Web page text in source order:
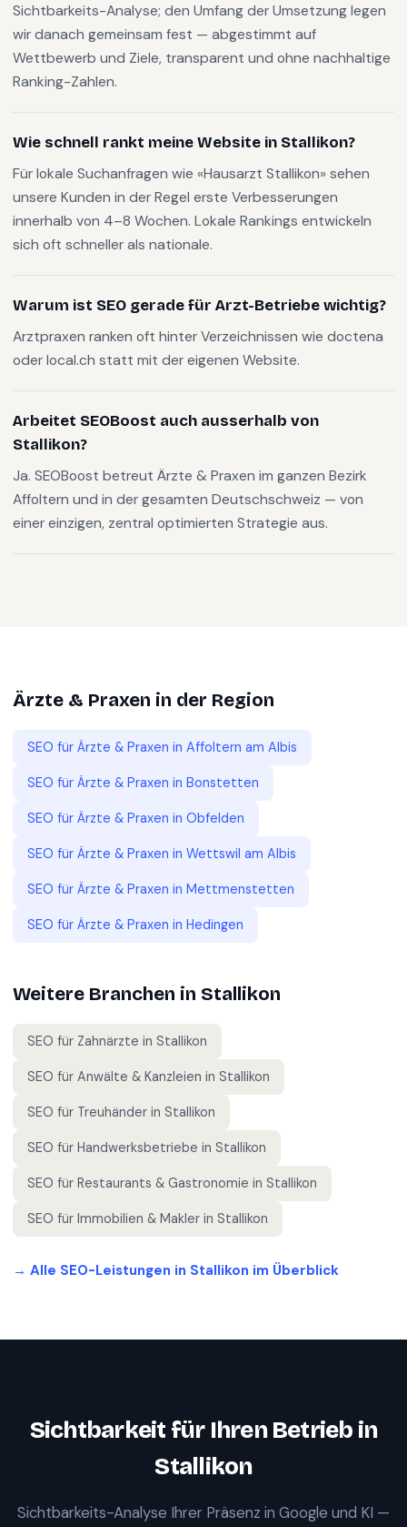
Sichtbarkeits-Analyse; den Umfang der Umsetzung legen
wir danach gemeinsam fest — abgestimmt auf
Wettbewerb und Ziele, transparent und ohne nachhaltige
Ranking-Zahlen.
Wie schnell rankt meine Website in Stallikon?
Für lokale Suchanfragen wie «Hausarzt Stallikon» sehen
unsere Kunden in der Regel erste Verbesserungen
innerhalb von 4–8 Wochen. Lokale Rankings entwickeln
sich oft schneller als nationale.
Warum ist SEO gerade für Arzt-Betriebe wichtig?
Arztpraxen ranken oft hinter Verzeichnissen wie doctena
oder local.ch statt mit der eigenen Website.
Arbeitet SEOBoost auch ausserhalb von
Stallikon?
Ja. SEOBoost betreut Ärzte & Praxen im ganzen Bezirk
Affoltern und in der gesamten Deutschschweiz — von
einer einzigen, zentral optimierten Strategie aus.
Ärzte & Praxen in der Region
SEO für Ärzte & Praxen in Affoltern am Albis
SEO für Ärzte & Praxen in Bonstetten
SEO für Ärzte & Praxen in Obfelden
SEO für Ärzte & Praxen in Wettswil am Albis
SEO für Ärzte & Praxen in Mettmenstetten
SEO für Ärzte & Praxen in Hedingen
Weitere Branchen in Stallikon
SEO für Zahnärzte in Stallikon
SEO für Anwälte & Kanzleien in Stallikon
SEO für Treuhänder in Stallikon
SEO für Handwerksbetriebe in Stallikon
SEO für Restaurants & Gastronomie in Stallikon
SEO für Immobilien & Makler in Stallikon
→ Alle SEO-Leistungen in Stallikon im Überblick
Sichtbarkeit für Ihren Betrieb in
Stallikon
Sichtbarkeits-Analyse Ihrer Präsenz in Google und KI —